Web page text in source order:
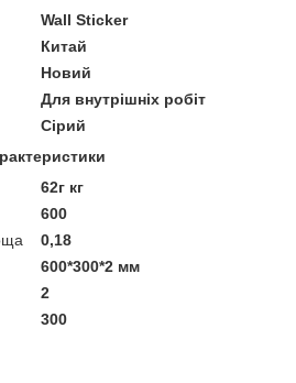
Wall Sticker
Китай
Новий
Для внутрішніх робіт
Сірий
62г кг
600
0,18
600*300*2 мм
2
300